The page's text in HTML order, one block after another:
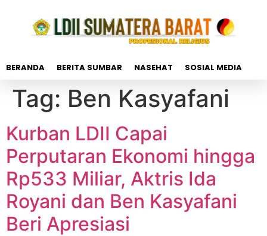
BERANDA BERITA SUMBAR NASEHAT SOSIAL MEDIA
Tag: Ben Kasyafani
Kurban LDII Capai
Perputaran Ekonomi hingga
Rp533 Miliar, Aktris Ida
Royani dan Ben Kasyafani
Beri Apresiasi